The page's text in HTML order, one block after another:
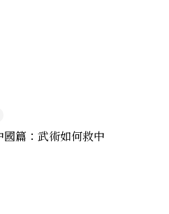
篇：武術如何救中